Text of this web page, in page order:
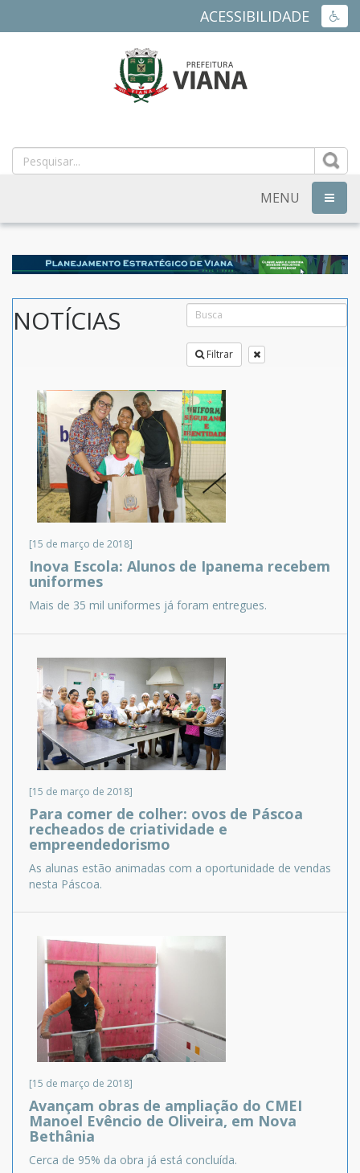
ACESSIBILIDADE
MUNICIPAL
DE
VIANA
ES
MENU
NOTÍCIAS
Filtrar
[15 de março de 2018]
Inova Escola: Alunos de Ipanema recebem
uniformes
Mais de 35 mil uniformes já foram entregues.
[15 de março de 2018]
Para comer de colher: ovos de Páscoa
recheados de criatividade e
empreendedorismo
As alunas estão animadas com a oportunidade de vendas
nesta Páscoa.
[15 de março de 2018]
Avançam obras de ampliação do CMEI
Manoel Evêncio de Oliveira, em Nova
Bethânia
Cerca de 95% da obra já está concluída.